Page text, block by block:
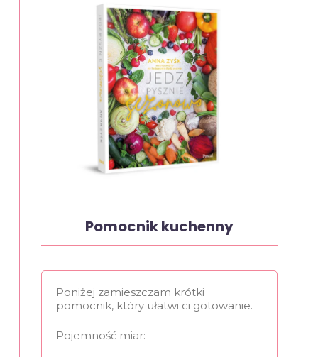
Pomocnik kuchenny
Poniżej zamieszczam krótki
pomocnik, który ułatwi ci gotowanie.
Pojemność miar: